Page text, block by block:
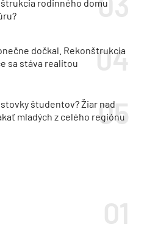
rodinného domu
dočkal. Rekonštrukcia
sa stáva realitou
študentov? Žiar nad
mladých z celého regiónu